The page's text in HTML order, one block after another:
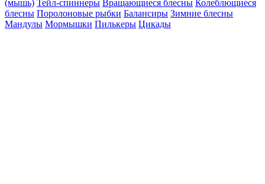
(мышь) Тейл-спиннеры Вращающиеся блесны Колеблющиеся
блесны Поролоновые рыбки Балансиры Зимние блесны
Мандулы Мормышки Пилькеры Цикады